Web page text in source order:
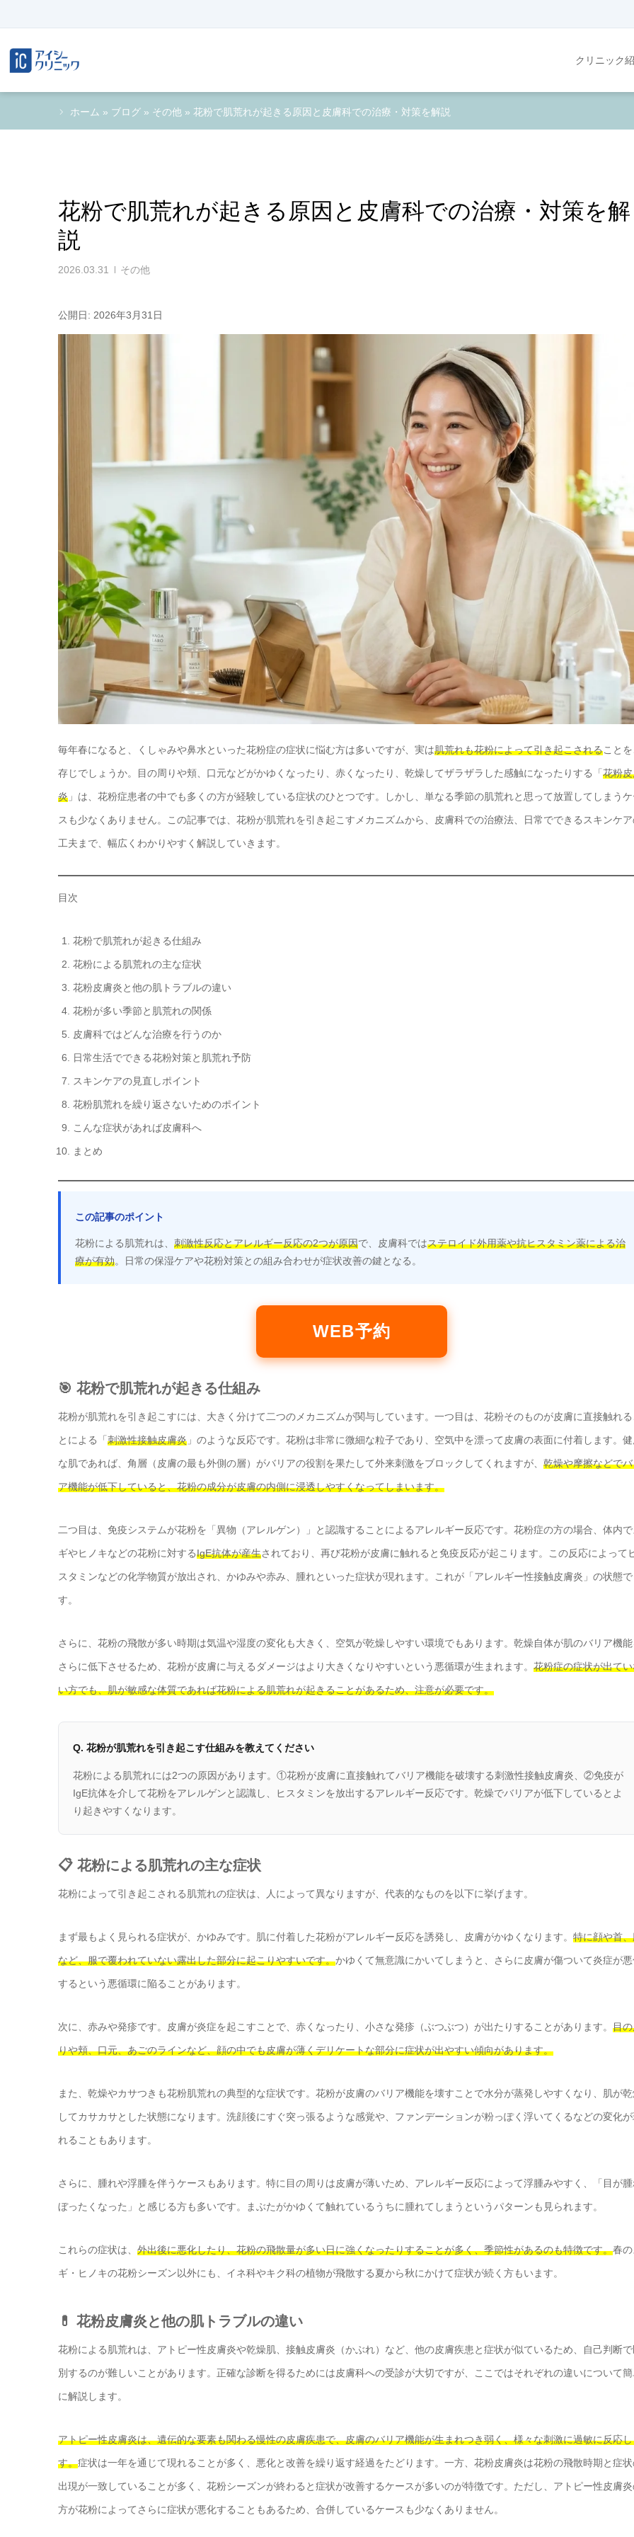
クリニック
ホーム » ブログ » その他 » 花粉で肌荒れが起きる原因と皮膚科での治療・対策を解説
花粉で肌荒れが起きる原因と皮膚科での治療・対策を解
説
2026.03.31 その他
公開日: 2026年3月31日
毎年春になると、くしゃみや鼻水といった花粉症の症状に悩む方は多いですが、実は肌荒れも花粉によって引き起こされること
存じでしょうか。目の周りや頬、口元などがかゆくなったり、赤くなったり、乾燥してザラザラした感触になったりする「花粉
炎 」は、花粉症患者の中でも多くの方が経験している症状のひとつです。しかし、単なる季節の肌荒れと思って放置してしまう
スも少なくありません。この記事では、花粉が肌荒れを引き起こすメカニズムから、皮膚科での治療法、日常でできるスキンケ
工夫まで、幅広くわかりやすく解説していきます。
目次
花粉で肌荒れが起きる仕組み
花粉による肌荒れの主な症状
花粉皮膚炎と他の肌トラブルの違い
花粉が多い季節と肌荒れの関係
皮膚科ではどんな治療を行うのか
日常生活でできる花粉対策と肌荒れ予防
スキンケアの見直しポイント
花粉肌荒れを繰り返さないためのポイント
こんな症状があれば皮膚科へ
まとめ
この記事のポイント
花粉による肌荒れは、 刺激性反応とアレルギー反応の2つが原因で、皮膚科ではステロイド外用薬や抗ヒスタミン薬による治
療が有効。日常の保湿ケアや花粉対策との組み合わせが症状改善の鍵となる。
WEB予約
🎯 花粉で肌荒れが起きる仕組み
花粉が肌荒れを引き起こすには、大きく分けて二つのメカニズムが関与しています。一つ目は、花粉そのものが皮膚に直接触れ
とによる「刺激性接触皮膚炎 」のような反応です。花粉は非常に微細な粒子であり、空気中を漂って皮膚の表面に付着します。
な肌であれば、角層（皮膚の最も外側の層）がバリアの役割を果たして外来刺激をブロックしてくれますが、 乾燥や摩擦などで
ア機能が低下していると、花粉の成分が皮膚の内側に浸透しやすくなってしまいます。
二つ目は、免疫システムが花粉を「異物（アレルゲン）」と認識することによるアレルギー反応です。花粉症の方の場合、体内
ギやヒノキなどの花粉に対するIgE抗体が産生されており、再び花粉が皮膚に触れると免疫反応が起こります。この反応によって
スタミンなどの化学物質が放出され、かゆみや赤み、腫れといった症状が現れます。これが「アレルギー性接触皮膚炎」の状態で
す。
さらに、花粉の飛散が多い時期は気温や湿度の変化も大きく、空気が乾燥しやすい環境でもあります。乾燥自体が肌のバリア機
さらに低下させるため、花粉が皮膚に与えるダメージはより大きくなりやすいという悪循環が生まれます。 花粉症の症状が出て
い方でも、肌が敏感な体質であれば花粉による肌荒れが起きることがあるため、注意が必要です。
Q. 花粉が肌荒れを引き起こす仕組みを教えてください
花粉による肌荒れには2つの原因があります。①花粉が皮膚に直接触れてバリア機能を破壊する刺激性接触皮膚炎、②免疫が
IgE抗体を介して花粉をアレルゲンと認識し、ヒスタミンを放出するアレルギー反応です。乾燥でバリアが低下しているとよ
り起きやすくなります。
📋 花粉による肌荒れの主な症状
花粉によって引き起こされる肌荒れの症状は、人によって異なりますが、代表的なものを以下に挙げます。
まず最もよく見られる症状が、かゆみです。肌に付着した花粉がアレルギー反応を誘発し、皮膚がかゆくなります。 特に顔や首
など、服で覆われていない露出した部分に起こりやすいです。かゆくて無意識にかいてしまうと、さらに皮膚が傷ついて炎症が
するという悪循環に陥ることがあります。
次に、赤みや発疹です。皮膚が炎症を起こすことで、赤くなったり、小さな発疹（ぶつぶつ）が出たりすることがあります。 目
りや頬、口元、あごのラインなど、顔の中でも皮膚が薄くデリケートな部分に症状が出やすい傾向があります。
また、乾燥やカサつきも花粉肌荒れの典型的な症状です。花粉が皮膚のバリア機能を壊すことで水分が蒸発しやすくなり、肌が
してカサカサとした状態になります。洗顔後にすぐ突っ張るような感覚や、ファンデーションが粉っぽく浮いてくるなどの変化
れることもあります。
さらに、腫れや浮腫を伴うケースもあります。特に目の周りは皮膚が薄いため、アレルギー反応によって浮腫みやすく、「目が
ぼったくなった」と感じる方も多いです。まぶたがかゆくて触れているうちに腫れてしまうというパターンも見られます。
これらの症状は、 外出後に悪化したり、花粉の飛散量が多い日に強くなったりすることが多く、季節性があるのも特徴です。春
ギ・ヒノキの花粉シーズン以外にも、イネ科やキク科の植物が飛散する夏から秋にかけて症状が続く方もいます。
💊 花粉皮膚炎と他の肌トラブルの違い
花粉による肌荒れは、アトピー性皮膚炎や乾燥肌、接触皮膚炎（かぶれ）など、他の皮膚疾患と症状が似ているため、自己判断
別するのが難しいことがあります。正確な診断を得るためには皮膚科への受診が大切ですが、ここではそれぞれの違いについて
に解説します。
アトピー性皮膚炎は、遺伝的な要素も関わる慢性の皮膚疾患で、皮膚のバリア機能が生まれつき弱く、様々な刺激に過敏に反応
す。症状は一年を通じて現れることが多く、悪化と改善を繰り返す経過をたどります。一方、花粉皮膚炎は花粉の飛散時期と症
出現が一致していることが多く、花粉シーズンが終わると症状が改善するケースが多いのが特徴です。ただし、アトピー性皮膚
方が花粉によってさらに症状が悪化することもあるため、合併しているケースも少なくありません。